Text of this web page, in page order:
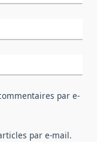
par e-
par e-mail.